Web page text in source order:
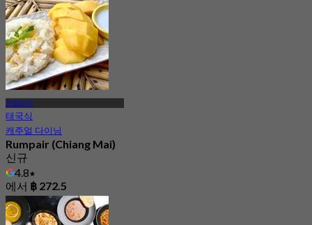
4.9
에서฿ 216.66
치앙마이
태국식
캐주얼 다이닝
Rumpair (Chiang Mai)
신규
4.8
에서 ฿ 272.5